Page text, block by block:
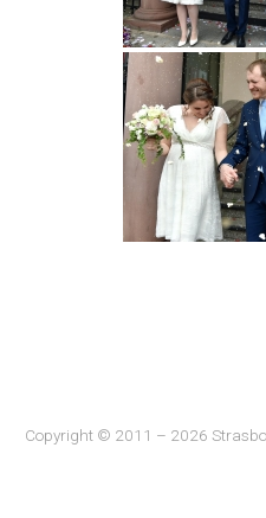
Copyright © 2011 – 2026